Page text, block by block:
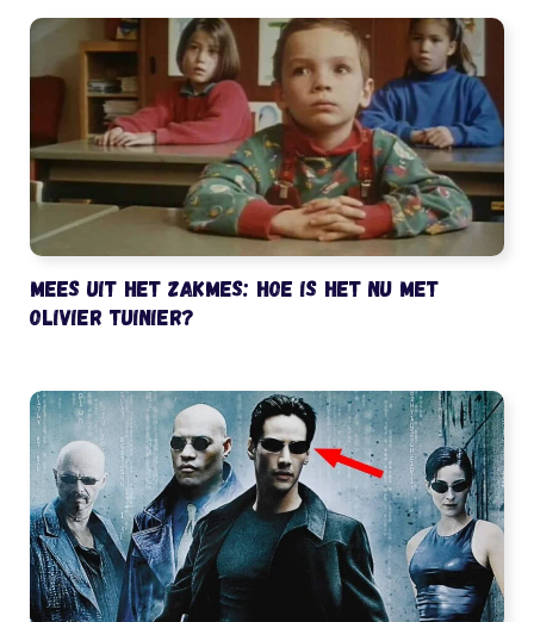
Mees uit het Zakmes: hoe is het nu met
Olivier Tuinier?